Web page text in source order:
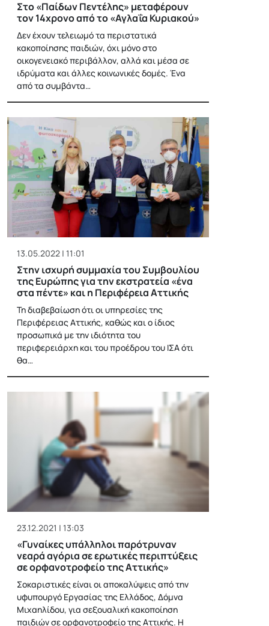
Στο «Παίδων Πεντέλης» μεταφέρουν
τον 14χρονο από το «Αγλαΐα Κυριακού»
Δεν έχουν τελειωμό τα περιστατικά
κακοποίησης παιδιών, όχι μόνο στο
οικογενειακό περιβάλλον, αλλά και μέσα σε
ιδρύματα και άλλες κοινωνικές δομές. Ένα
από τα συμβάντα…
13.05.2022 | 11:01
Στην ισχυρή συμμαχία του Συμβουλίου
της Ευρώπης για την εκστρατεία «ένα
στα πέντε» και η Περιφέρεια Αττικής
Τη διαβεβαίωση ότι οι υπηρεσίες της
Περιφέρειας Αττικής, καθώς και ο ίδιος
προσωπικά με την ιδιότητα του
περιφερειάρχη και του προέδρου του ΙΣΑ ότι
θα…
23.12.2021 | 13:03
«Γυναίκες υπάλληλοι παρότρυναν
νεαρά αγόρια σε ερωτικές περιπτύξεις
σε ορφανοτροφείο της Αττικής»
Σοκαριστικές είναι οι αποκαλύψεις από την
υφυπουργό Εργασίας της Ελλάδος, Δόμνα
Μιχαηλίδου, για σεξουαλική κακοποίηση
παιδιών σε ορφανοτροφείο της Αττικής. Η